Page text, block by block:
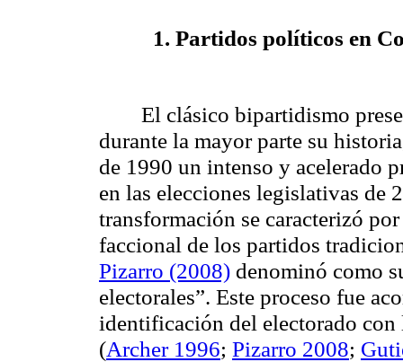
1. Partidos políticos en
El clásico bipartidismo
durante la mayor parte su
de 1990 un intenso y acelerado
en las elecciones legislativas de
transformación se caracterizó
faccional de los partidos
Pizarro (2008) denominó como
electorales”. Este proceso fue
identificación del electorado
(Archer 1996; Pizarro 2008;